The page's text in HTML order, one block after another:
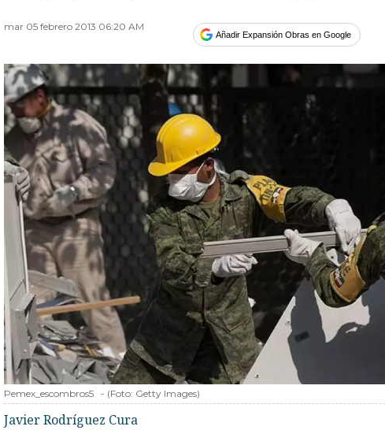
mar 05 febrero 2013 06:20 AM
Añadir Expansión Obras en Google
Pemex_escombros5 - (Foto: Getty Images)
Javier Rodríguez Cura